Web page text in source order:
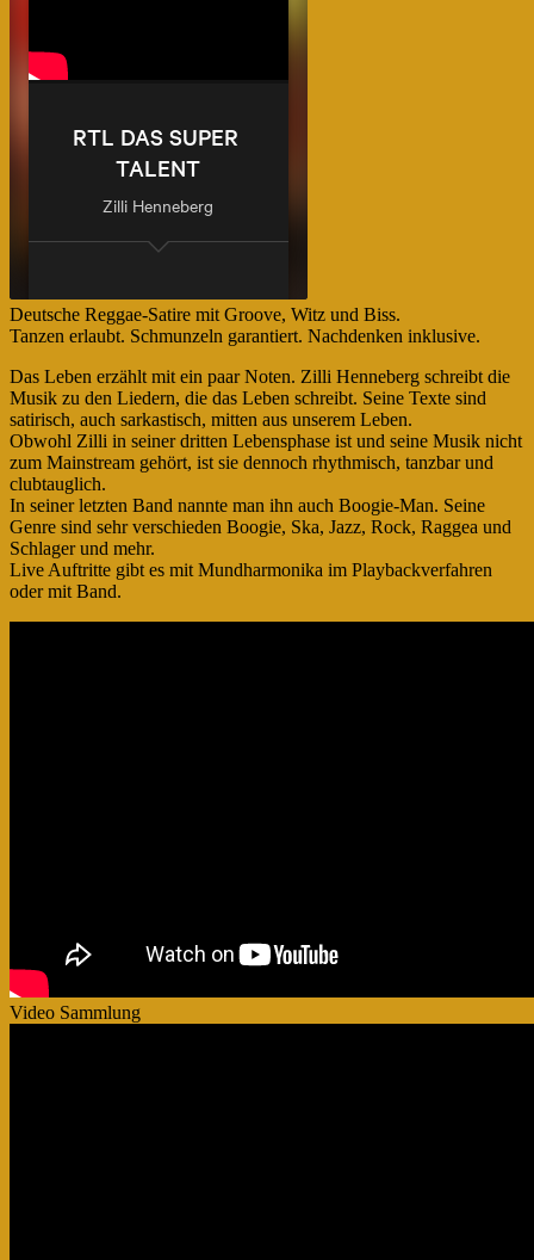
Deutsche Reggae-Satire mit Groove, Witz und Biss.
Tanzen erlaubt. Schmunzeln garantiert. Nachdenken inklusive.
Das Leben erzählt mit ein paar Noten. Zilli Henneberg schreibt die
Musik zu den Liedern, die das Leben schreibt. Seine Texte sind
satirisch, auch sarkastisch, mitten aus unserem Leben.
Obwohl Zilli in seiner dritten Lebensphase ist und seine Musik nicht
zum Mainstream gehört, ist sie dennoch rhythmisch, tanzbar und
clubtauglich.
In seiner letzten Band nannte man ihn auch Boogie-Man. Seine
Genre sind sehr verschieden Boogie, Ska, Jazz, Rock, Raggea und
Schlager und mehr.
Live Auftritte gibt es mit Mundharmonika im Playbackverfahren
oder mit Band.
Video Sammlung